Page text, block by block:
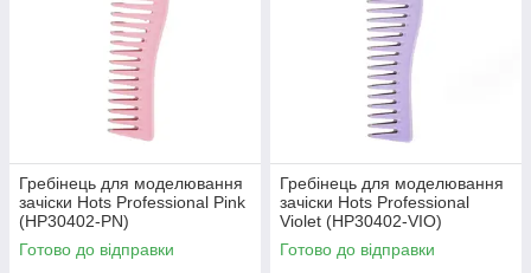
Гребінець для моделювання
зачіски Hots Professional Pink
(HP30402-PN)
Готово до відправки
Гребінець для моделювання
зачіски Hots Professional
Violet (HP30402-VIO)
Готово до відправки